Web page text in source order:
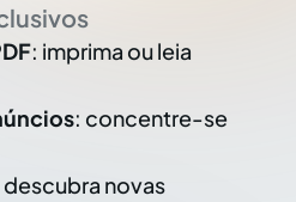
: imprima ou leia
: concentre-se
descubra novas